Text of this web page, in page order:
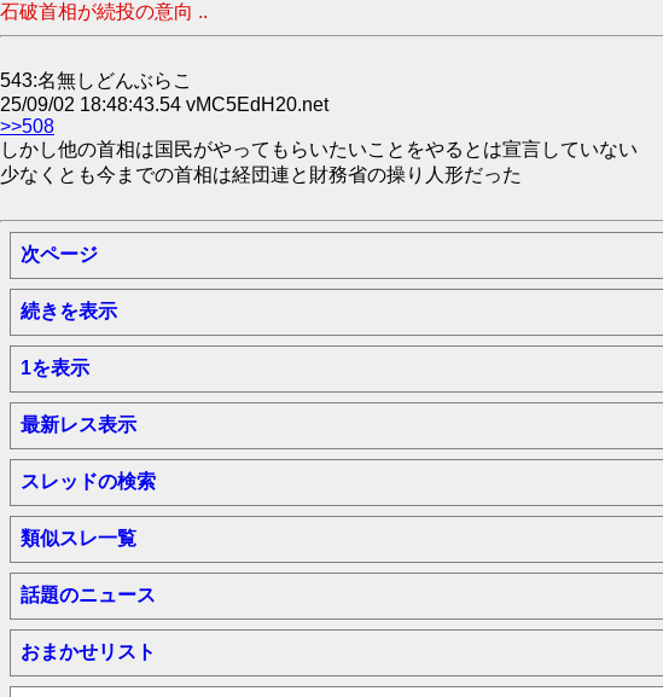
石破首相が続投の意向 ..
543:名無しどんぶらこ
25/09/02 18:48:43.54 vMC5EdH20.net
>>508
しかし他の首相は国民がやってもらいたいことをやるとは宣言していない
少なくとも今までの首相は経団連と財務省の操り人形だった
次ページ
続きを表示
1を表示
最新レス表示
スレッドの検索
類似スレ一覧
話題のニュース
おまかせリスト